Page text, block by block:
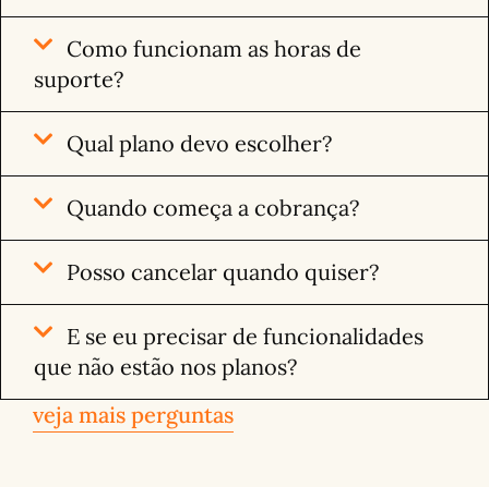
Como funcionam as horas de
suporte?
Qual plano devo escolher?
Quando começa a cobrança?
Posso cancelar quando quiser?
E se eu precisar de funcionalidades
que não estão nos planos?
veja mais perguntas